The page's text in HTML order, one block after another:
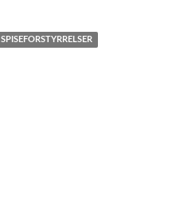
SPISEFORSTYRRELSER